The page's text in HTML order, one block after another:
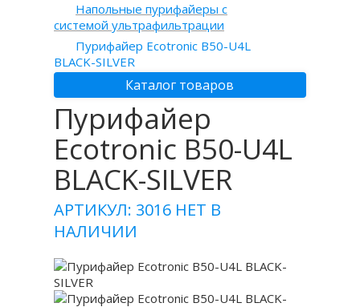
Напольные пурифайеры с
системой ультрафильтрации
Пурифайер Ecotronic B50-U4L
BLACK-SILVER
Каталог товаров
Пурифайер
Ecotronic B50-U4L
BLACK-SILVER
АРТИКУЛ: 3016 НЕТ В
НАЛИЧИИ